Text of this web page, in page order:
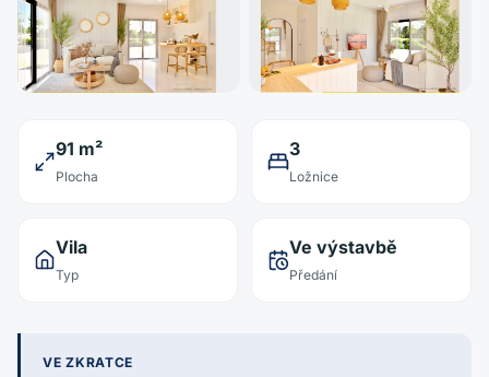
91 m²
Plocha
3
Ložnice
Vila
Typ
Ve výstavbě
Předání
VE ZKRATCE